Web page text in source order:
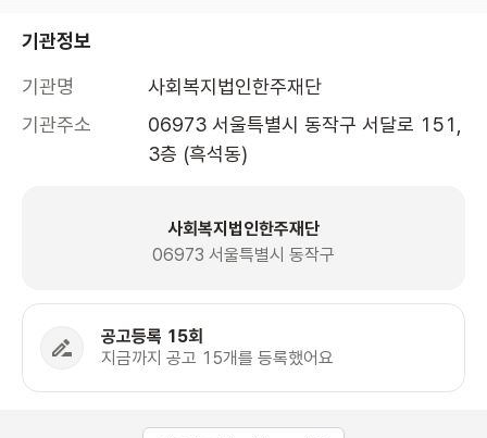
기관정보
기관명
사회복지법인한주재단
기관주소
06973 서울특별시 동작구 서달로 151,
3층 (흑석동)
사회복지법인한주재단
06973 서울특별시 동작구
공고등록 15회
지금까지 공고 15개를 등록했어요